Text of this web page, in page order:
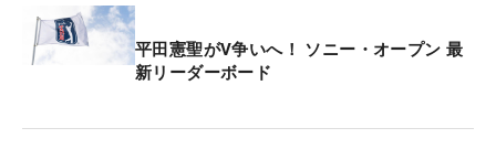
ので」と、初めてプロになりたいことを言葉にして
決意をした。
力をしなければならない、そのような思いはありま
平田憲聖がV争いへ！ ソニー・オープン 最
新リーダーボード